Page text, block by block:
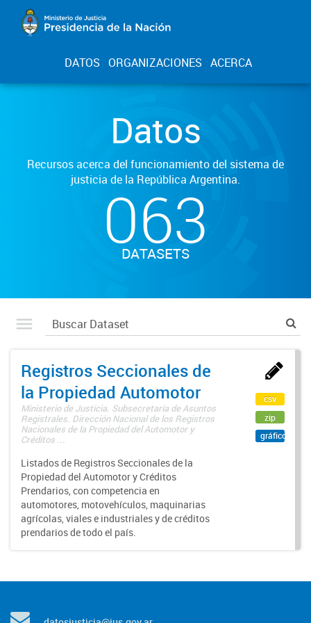
DATOS ORGANIZACIONES ACERCA
Datos
Recursos acerca del funcionamiento del sistema de
justicia de la República Argentina.
063
DATASETS
Registros Seccionales de
la Propiedad Automotor
Ministerio de Justicia. Subsecretaría de Asuntos
Registrales. Dirección Nacional de los Registros
Nacionales de la Propiedad del Automotor y
Créditos ...
Listados de Registros Seccionales de la
Propiedad del Automotor y Créditos
Prendarios, con competencia en
automotores, motovehículos, maquinarias
agrícolas, viales e industriales y de créditos
prendarios de todo el país.
csv
zip
gráfico